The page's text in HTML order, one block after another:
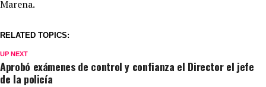
Marena.
RELATED TOPICS:
UP NEXT
Aprobó exámenes de control y confianza el Director el jefe
de la policía